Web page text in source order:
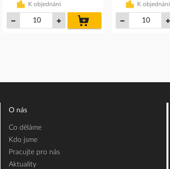
K objednání
košíku
K objednání
O nás
Co děláme
Kdo jsme
Pracujte pro nás
Aktuality